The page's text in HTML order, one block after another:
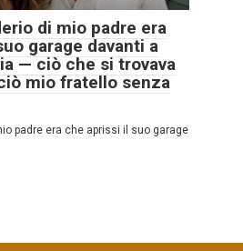
di mio padre era
garage davanti a
— ciò che si trovava
mio fratello senza
padre era che aprissi il suo garage